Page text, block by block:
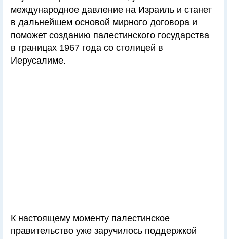
международное давление на Израиль и станет
в дальнейшем основой мирного договора и
поможет созданию палестинского государства
в границах 1967 года со столицей в
Иерусалиме.
К настоящему моменту палестинское
правительство уже заручилось поддержкой